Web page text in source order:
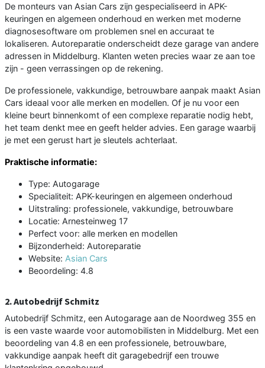
De monteurs van Asian Cars zijn gespecialiseerd in APK-
keuringen en algemeen onderhoud en werken met moderne
diagnosesoftware om problemen snel en accuraat te
lokaliseren. Autoreparatie onderscheidt deze garage van andere
adressen in Middelburg. Klanten weten precies waar ze aan toe
zijn - geen verrassingen op de rekening.
De professionele, vakkundige, betrouwbare aanpak maakt Asian
Cars ideaal voor alle merken en modellen. Of je nu voor een
kleine beurt binnenkomt of een complexe reparatie nodig hebt,
het team denkt mee en geeft helder advies. Een garage waarbij
je met een gerust hart je sleutels achterlaat.
Praktische informatie:
Type: Autogarage
Specialiteit: APK-keuringen en algemeen onderhoud
Uitstraling: professionele, vakkundige, betrouwbare
Locatie: Arnesteinweg 17
Perfect voor: alle merken en modellen
Bijzonderheid: Autoreparatie
Website: Asian Cars
Beoordeling: 4.8
2. Autobedrijf Schmitz
Autobedrijf Schmitz, een Autogarage aan de Noordweg 355 en
is een vaste waarde voor automobilisten in Middelburg. Met een
beoordeling van 4.8 en een professionele, betrouwbare,
vakkundige aanpak heeft dit garagebedrijf een trouwe